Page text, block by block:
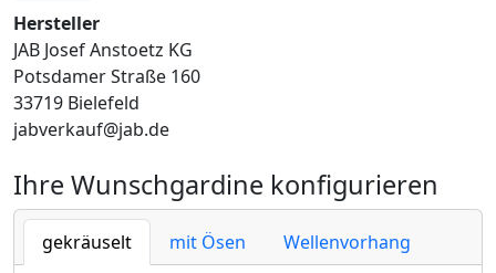
Hersteller
JAB Josef Anstoetz KG
Potsdamer Straße 160
33719 Bielefeld
jabverkauf@jab.de
Ihre Wunschgardine konfigurieren
gekräuselt mit Ösen Wellenvorhang